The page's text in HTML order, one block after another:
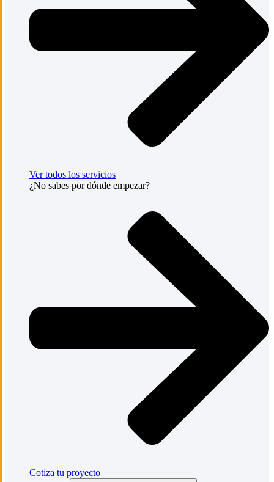
Ver todos los servicios
¿No sabes por dónde empezar?
Cotiza tu proyecto